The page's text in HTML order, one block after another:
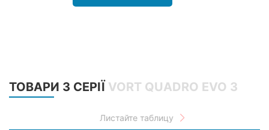
ТОВАРИ З СЕРІЇ VORT QUADRO EVO 3